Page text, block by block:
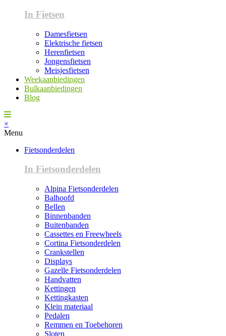
In Fietsen
Damesfietsen
Elektrische fietsen
Herenfietsen
Jongensfietsen
Meisjesfietsen
Weekaanbiedingen
Bulkaanbiedingen
Blog
×
Menu
Fietsonderdelen
In Fietsonderdelen
Alpina Fietsonderdelen
Balhoofd
Bellen
Binnenbanden
Buitenbanden
Cassettes en Freewheels
Cortina Fietsonderdelen
Crankstellen
Displays
Gazelle Fietsonderdelen
Handvatten
Kettingen
Kettingkasten
Klein materiaal
Pedalen
Remmen en Toebehoren
Sloten